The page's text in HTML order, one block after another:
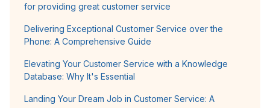
for providing great customer service
Delivering Exceptional Customer Service over the
Phone: A Comprehensive Guide
Elevating Your Customer Service with a Knowledge
Database: Why It's Essential
Landing Your Dream Job in Customer Service: A